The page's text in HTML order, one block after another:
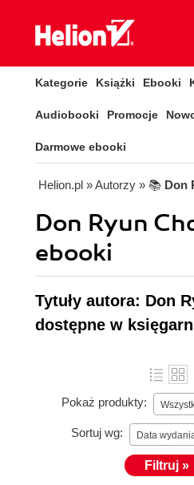
Kategorie Książki Ebooki
Audiobooki Promocje
Darmowe ebooki
Helion.pl » Autorzy » 📚 Don
Don Ryun
ebooki
Tytuły autora: Don
dostępne w
Pokaż produkty:
Sortuj wg: Data
Filtruj »